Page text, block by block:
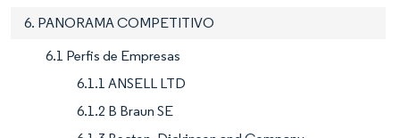
6. PANORAMA COMPETITIVO
6.1 Perfis de Empresas
6.1.1 ANSELL LTD
6.1.2 B Braun SE